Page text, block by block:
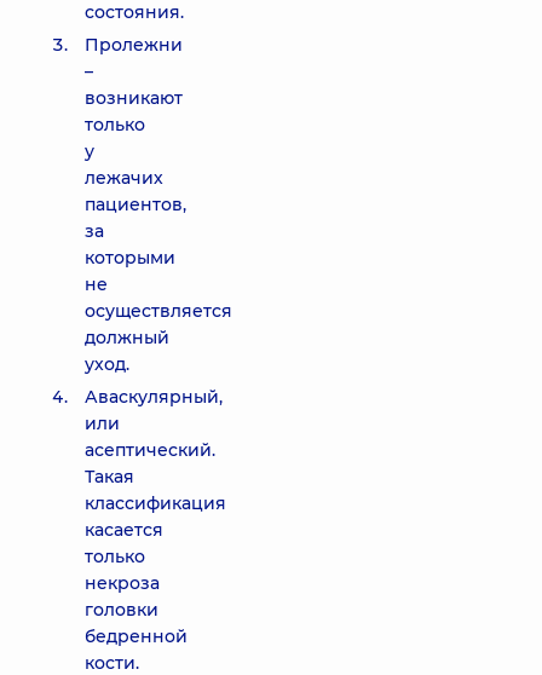
состояния.
Пролежни
–
возникают
только
у
лежачих
пациентов,
за
которыми
не
осуществляется
должный
уход.
Аваскулярный,
или
асептический.
Такая
классификация
касается
только
некроза
головки
бедренной
кости.